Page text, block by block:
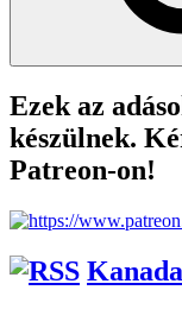
Ezek az
készülnek.
Patreon-on!